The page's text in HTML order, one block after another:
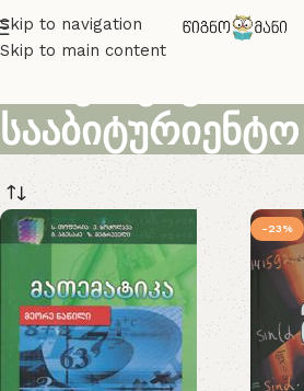
Skip to navigation
Skip to main content
სააბიტურიენტო
-23%